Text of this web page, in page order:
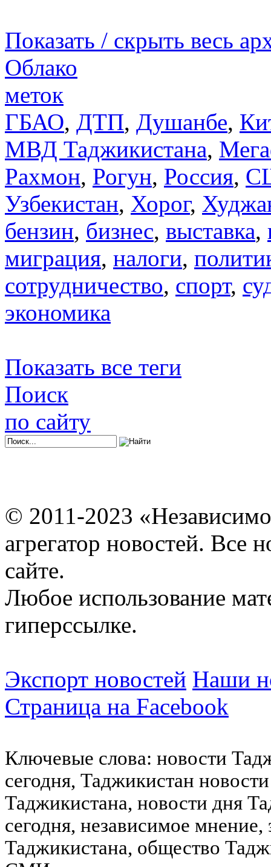
Показать / скрыть весь
Облако
меток
ГБАО, ДТП, Душанбе,
МВД Таджикистана,
Рахмон, Рогун, Россия,
Узбекистан, Хорог,
бензин, бизнес, выставка,
миграция, налоги,
сотрудничество, спорт,
экономика
Показать все теги
Поиск
по сайту
© 2011-2023
агрегатор новостей. Все
сайте.
Любое использование
гиперссылке.
Экспорт новостей Наши
Страница на Facebook
Ключевые слова: новости
сегодня, Таджикистан
Таджикистана, новости дня
сегодня, независимое
Таджикистана, общество